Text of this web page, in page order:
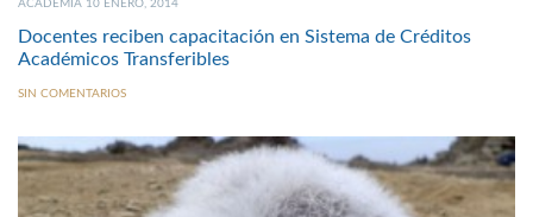
ACADEMIA 10 ENERO, 2014
Docentes reciben capacitación en Sistema de Créditos
Académicos Transferibles
SIN COMENTARIOS